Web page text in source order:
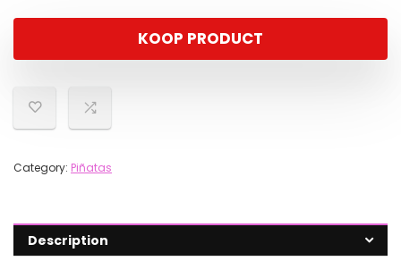
KOOP PRODUCT
Category: Piñatas
Description